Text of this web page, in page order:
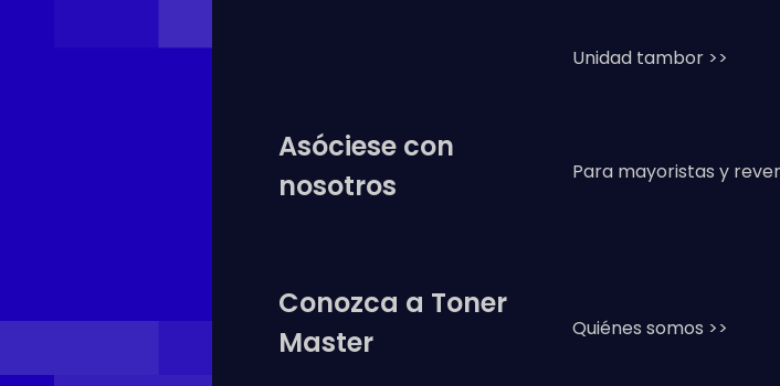
Unidad tambor >>
Asóciese con
nosotros
Para mayoristas y
Conozca a Toner
Master
Quiénes somos >>